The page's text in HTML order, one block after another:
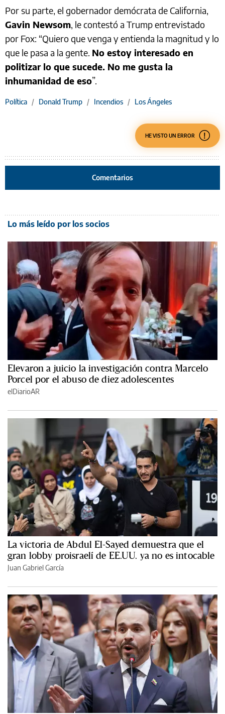
Por su parte, el gobernador demócrata de California,
Gavin Newsom, le contestó a Trump entrevistado
por Fox: “Quiero que venga y entienda la magnitud y lo
que le pasa a la gente. No estoy interesado en
politizar lo que sucede. No me gusta la
inhumanidad de eso”.
Política / Donald Trump / Incendios / Los Ángeles
HE VISTO UN ERROR
Comentarios
Lo más leído por los socios
Elevaron a juicio la investigación contra Marcelo
Porcel por el abuso de diez adolescentes
elDiarioAR
La victoria de Abdul El-Sayed demuestra que el
gran lobby proisraelí de EE.UU. ya no es intocable
Juan Gabriel García